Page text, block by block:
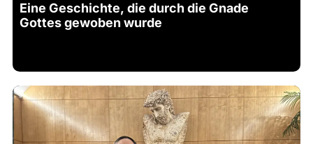
Eine Geschichte, die durch die Gnade
Gottes gewoben wurde